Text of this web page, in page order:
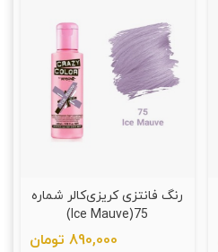
رنگ فانتزی کریزی‌کالر شماره
75(Ice Mauve)
890,000 تومان